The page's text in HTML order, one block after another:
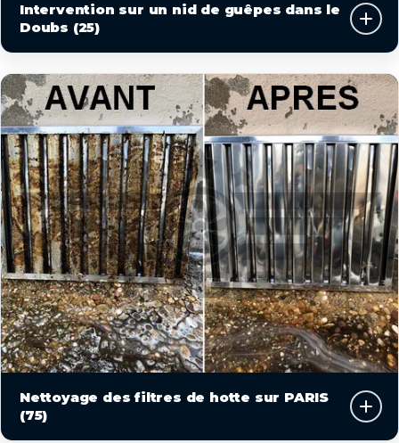
Intervention sur un nid de guêpes dans le
Doubs (25)
Nettoyage des filtres de hotte sur PARIS
(75)